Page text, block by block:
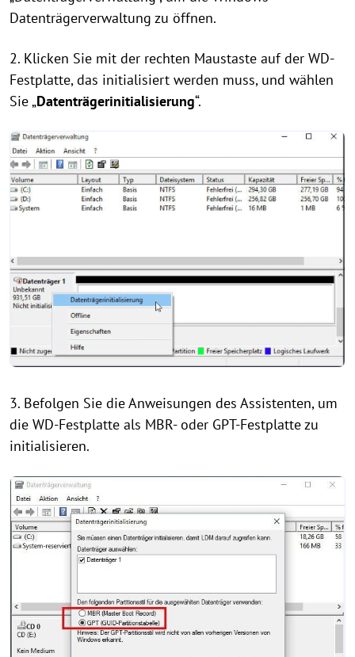
Datenträgerverwaltung zu öffnen.
2. Klicken Sie mit der rechten Maustaste auf der WD-
Festplatte, das initialisiert werden muss, und wählen
Sie „Datenträgerinitialisierung“.
3. Befolgen Sie die Anweisungen des Assistenten, um
die WD-Festplatte als MBR- oder GPT-Festplatte zu
initialisieren.